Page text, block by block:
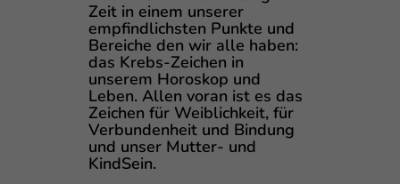
Zeit in einem unserer
empfindlichsten Punkte und
Bereiche den wir alle haben:
das Krebs-Zeichen in
unserem Horoskop und
Leben. Allen voran ist es das
Zeichen für Weiblichkeit, für
Verbundenheit und Bindung
und unser Mutter- und
KindSein.